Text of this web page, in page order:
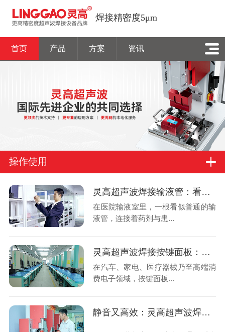
焊接精密度5μm
首页 产品 方案 资讯
操作使用
灵高超声波焊接输液管：看不见的“焊缝”，守得住的生命线
在医院输液室里，一根看似普通的输
液管，连接着药剂与患...
灵高超声波焊接按键面板：不止是“粘牢”，更是工艺革新
在汽车、家电、医疗器械乃至高端消
费电子领域，按键面板...
静音又高效：灵高超声波焊接如何让通风叶片“脱胎换骨”？